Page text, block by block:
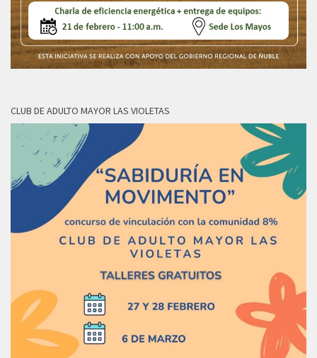
CLUB DE ADULTO MAYOR LAS VIOLETAS